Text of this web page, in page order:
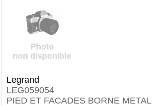
Legrand
LEG059054
PIED ET FACADES BORNE METAL